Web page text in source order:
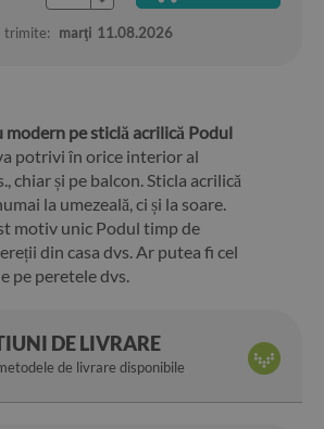
trimite: marţi 11.08.2026
pe sticlă acrilică Podul
potrivi în orice interior al
chiar și pe balcon. Sticla acrilică
la umezeală, ci și la soare.
motiv unic Podul timp de
din casa dvs. Ar putea fi cel
pe peretele dvs.
DE LIVRARE
de livrare disponibile